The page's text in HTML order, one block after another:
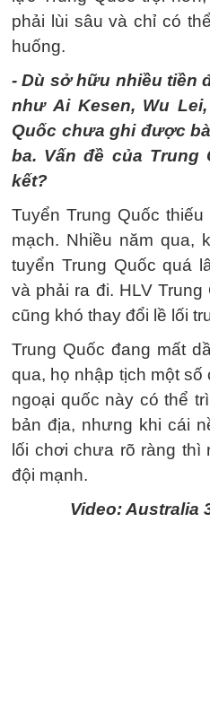
phải lùi sâu và chỉ có
huống.
- Dù sở hữu nhiều tiền
như Ai Kesen, Wu
Quốc chưa ghi được
ba. Vấn đề của Trung
kết?
Tuyển Trung Quốc
mạch. Nhiều năm qua,
tuyển Trung Quốc quá
và phải ra đi. HLV
cũng khó thay đổi lề lối
Trung Quốc đang mất
qua, họ nhập tịch một
ngoại quốc này có thể
bản địa, nhưng khi cái
lối chơi chưa rõ ràng thì
đội mạnh.
Video: Australia